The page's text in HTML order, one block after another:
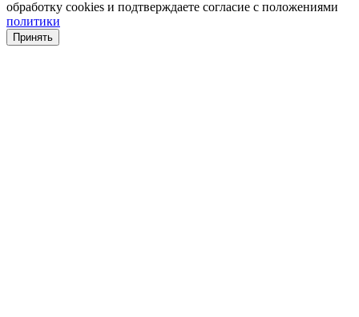
обработку cookies и подтверждаете согласие с положениями
политики
Принять